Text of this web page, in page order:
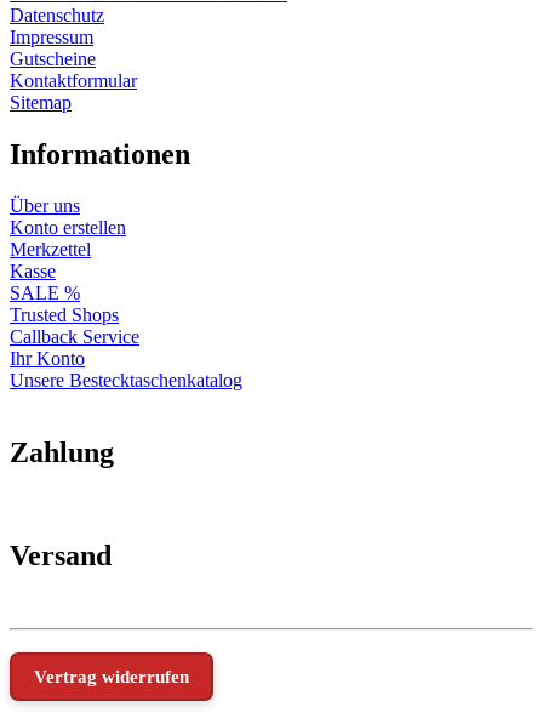
Datenschutz
Impressum
Gutscheine
Kontaktformular
Sitemap
Informationen
Über uns
Konto erstellen
Merkzettel
Kasse
SALE %
Trusted Shops
Callback Service
Ihr Konto
Unsere Bestecktaschenkatalog
Zahlung
Versand
Vertrag widerrufen